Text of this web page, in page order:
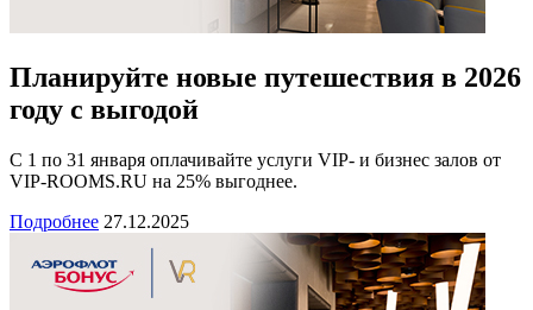
Планируйте новые путешествия в 2026
году с выгодой
С 1 по 31 января оплачивайте услуги VIP- и бизнес залов от
VIP-ROOMS.RU на 25% выгоднее.
Подробнее 27.12.2025